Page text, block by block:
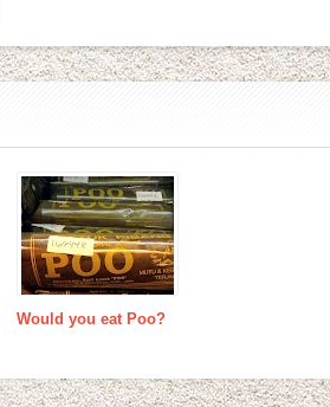
Would you eat Poo?